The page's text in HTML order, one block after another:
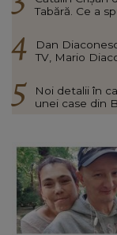
Tabără. Ce a
Dan
TV, Mario
Noi detalii în
unei case din